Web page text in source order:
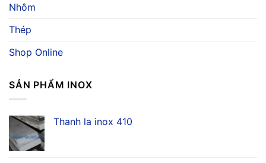
Nhôm
Thép
Shop Online
SẢN PHẨM INOX
Thanh la inox 410